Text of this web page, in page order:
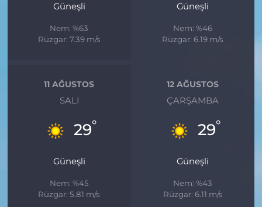
Güneşli
Nem: %63
Rüzgar: 7.39 m/s
Güneşli
Nem: %46
Rüzgar: 6.19 m/s
11 AĞUSTOS
SALI
29°
Güneşli
Nem: %45
Rüzgar: 5.81 m/s
12 AĞUSTOS
ÇARŞAMBA
29°
Güneşli
Nem: %43
Rüzgar: 6.11 m/s